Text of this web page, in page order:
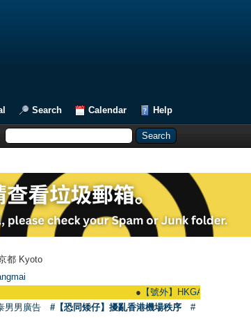
Search Calendar Help
都 Kyoto
【號外】HKGAY.net已啟動
男男廣告 #【恐同矮仔】擾亂香港機場秩序
#